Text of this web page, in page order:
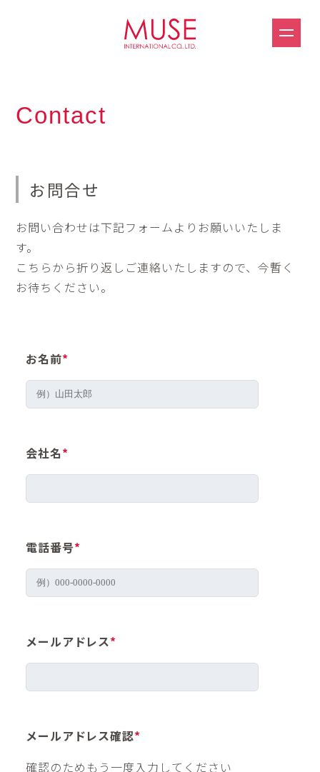
Contact
お問合せ
お問い合わせは下記フォームよりお願いいたしま
す。
こちらから折り返しご連絡いたしますので、今暫く
お待ちください。
お名前*
会社名*
電話番号*
メールアドレス*
メールアドレス確認*
確認のためもう一度入力してください